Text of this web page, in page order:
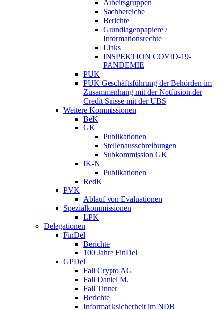
Arbeitsgruppen
Sachbereiche
Berichte
Grundlagenpapiere /
Informationsrechte
Links
INSPEKTION COVID-19-
PANDEMIE
PUK
PUK Geschäftsführung der Behörden im
Zusammenhang mit der Notfusion der
Credit Suisse mit der UBS
Weitere Kommissionen
BeK
GK
Publikationen
Stellenausschreibungen
Subkommission GK
IK-N
Publikationen
RedK
PVK
Ablauf von Evaluationen
Spezialkommissionen
LPK
Delegationen
FinDel
Berichte
100 Jahre FinDel
GPDel
Fall Crypto AG
Fall Daniel M.
Fall Tinner
Berichte
Informatiksicherheit ­im NDB